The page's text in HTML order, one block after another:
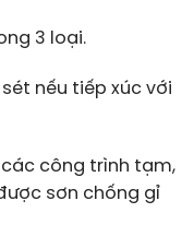
3 loại.
nếu tiếp xúc với
công trình tạm,
sơn chống gỉ